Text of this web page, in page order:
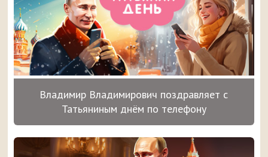
Владимир Владимирович поздравляет с
Татьяниным днём по телефону